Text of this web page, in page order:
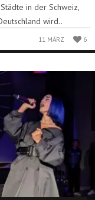
in der Schweiz,
wird..
11 MÄRZ 6